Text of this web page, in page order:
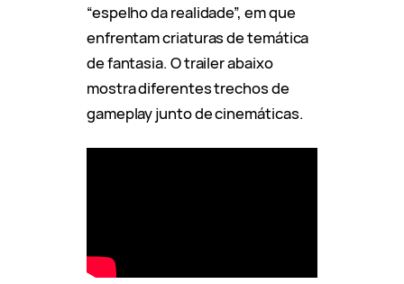
“espelho da realidade”, em que
enfrentam criaturas de temática
de fantasia. O trailer abaixo
mostra diferentes trechos de
gameplay junto de cinemáticas.